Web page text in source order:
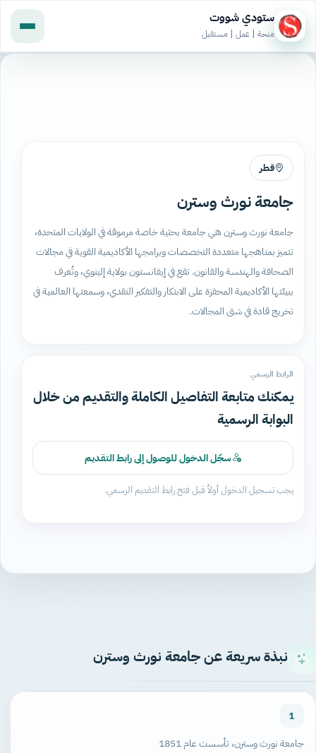
ستودي شووت
منحة | عمل | مستقبل
قطر
جامعة نورث وسترن
جامعة نورث وسترن هي جامعة بحثية خاصة مرموقة في الولايات المتحدة،
تتميز بمناهجها متعددة التخصصات وبرامجها الأكاديمية القوية في مجالات
الصحافة والهندسة والقانون. تقع في إيفانستون بولاية إلينوي، وتُعرف
ببيئتها الأكاديمية المحفزة على الابتكار والتفكير النقدي، وسمعتها العالمية في
تخريج قادة في شتى المجالات.
الرابط الرسمي
يمكنك متابعة التفاصيل الكاملة والتقديم من خلال
البوابة الرسمية
سجّل الدخول للوصول إلى رابط التقديم
يجب تسجيل الدخول أولاً قبل فتح رابط التقديم الرسمي.
نبذة سريعة عن جامعة نورث وسترن
1
جامعة نورث وسترن، تأسست عام 1851